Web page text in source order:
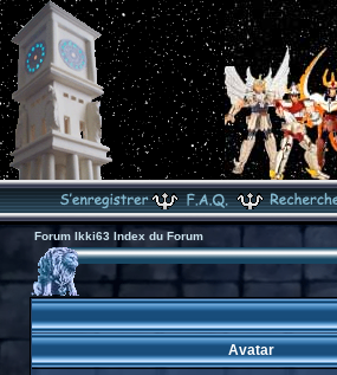
Forum Ikki63 Index du Forum
Avatar